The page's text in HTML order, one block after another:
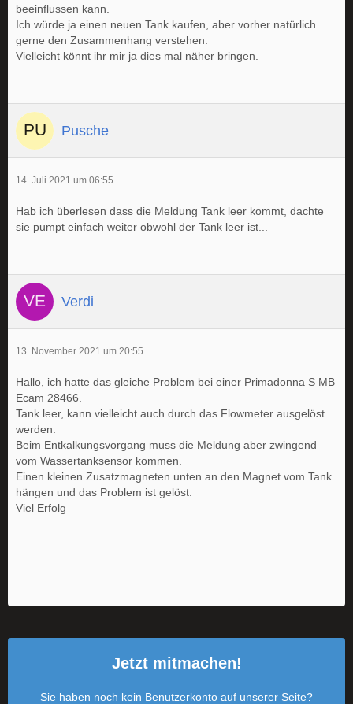
beeinflussen kann.
Ich würde ja einen neuen Tank kaufen, aber vorher natürlich
gerne den Zusammenhang verstehen.
Vielleicht könnt ihr mir ja dies mal näher bringen.
Pusche
14. Juli 2021 um 06:55
Hab ich überlesen dass die Meldung Tank leer kommt, dachte
sie pumpt einfach weiter obwohl der Tank leer ist...
Verdi
13. November 2021 um 20:55
Hallo, ich hatte das gleiche Problem bei einer Primadonna S MB
Ecam 28466.
Tank leer, kann vielleicht auch durch das Flowmeter ausgelöst
werden.
Beim Entkalkungsvorgang muss die Meldung aber zwingend
vom Wassertanksensor kommen.
Einen kleinen Zusatzmagneten unten an den Magnet vom Tank
hängen und das Problem ist gelöst.
Viel Erfolg
Jetzt mitmachen!
Sie haben noch kein Benutzerkonto auf unserer Seite?